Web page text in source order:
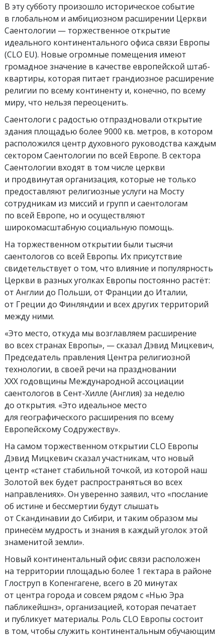
В эту субботу произошло историческое событие
в глобальном и амбициозном расширении Церкви
Саентологии — торжественное открытие
идеального континентального офиса связи Европы
(CLO EU). Новые огромные помещения имеют
громадное значение в качестве европейской штаб-
квартиры, которая питает грандиозное расширение
религии по всему континенту и, конечно, по всему
миру, что нельзя переоценить.
Саентологи с радостью отпраздновали открытие
здания площадью более 9000 кв. метров, в котором
расположился центр духовного руководства каждым
сектором Саентологии по всей Европе. В сектора
Саентологии входят в том числе церкви
и продвинутая организация, которые не только
предоставляют религиозные услуги на Мосту
сотрудникам из миссий и групп и саентологам
по всей Европе, но и осуществляют
широкомасштабную социальную помощь.
На торжественном открытии были тысячи
саентологов со всей Европы. Их присутствие
свидетельствует о том, что влияние и популярность
Церкви в разных уголках Европы постоянно растёт:
от Англии до Польши, от Франции до Италии,
от Греции до Финляндии и всех других территорий
между ними.
«Это место, откуда мы возглавляем расширение
во всех странах Европы», — сказал Дэвид Мицкевич,
Председатель правления Центра религиозной
технологии, в своей речи на праздновании
ХХХ годовщины Международной ассоциации
саентологов в Сент-Хилле (Англия) за неделю
до открытия. «Это идеальное место
для географического расширения по всему
Европейскому Содружеству».
На самом торжественном открытии CLO Европы
Дэвид Мицкевич сказал участникам, что новый
центр «станет стабильной точкой, из которой наш
Золотой век будет распространяться во всех
направлениях». Он уверенно заявил, что «послание
об истине и бессмертии будут слышать
от Скандинавии до Сибири, и таким образом мы
принесём мудрость и знания в каждый уголок этой
знаменитой земли».
Новый континентальный офис связи расположен
на территории площадью более 1 гектара в районе
Глоструп в Копенгагене, всего в 20 минутах
от центра города и совсем рядом с «Нью Эра
пабликейшнз», организацией, которая печатает
и публикует материалы. Роль CLO Европы состоит
в том, чтобы служить континентальным обучающим